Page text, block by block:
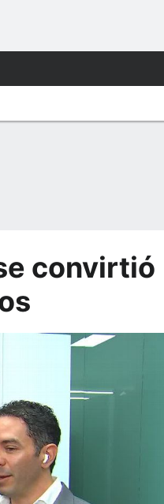
convirtió